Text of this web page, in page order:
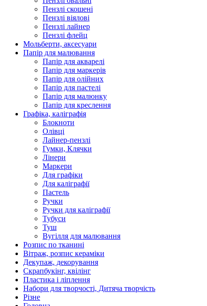
Пензлі скошені
Пензлі віялові
Пензлі лайнер
Пензлі флейц
Мольберти, аксесуари
Папір для малювання
Папір для акварелі
Папір для маркерів
Папір для олійних
Папір для пастелі
Папір для малюнку
Папір для креслення
Графіка, каліграфія
Блокноти
Олівці
Лайнер-пензлі
Гумки, Клячки
Лінери
Маркери
Для графіки
Для каліграфії
Пастель
Ручки
Ручки для каліграфії
Тубуси
Туш
Вугілля для малювання
Розпис по тканині
Вітраж, розпис кераміки
Декупаж, декорування
Скрапбукінг, квілінг
Пластика і ліплення
Набори для творчості, Дитяча творчість
Різне